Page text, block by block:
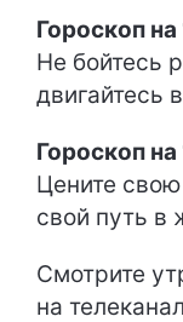
Гороскоп
Не бойтесь
двигайтесь
Гороскоп
Цените
свой путь в
Смотрите
на